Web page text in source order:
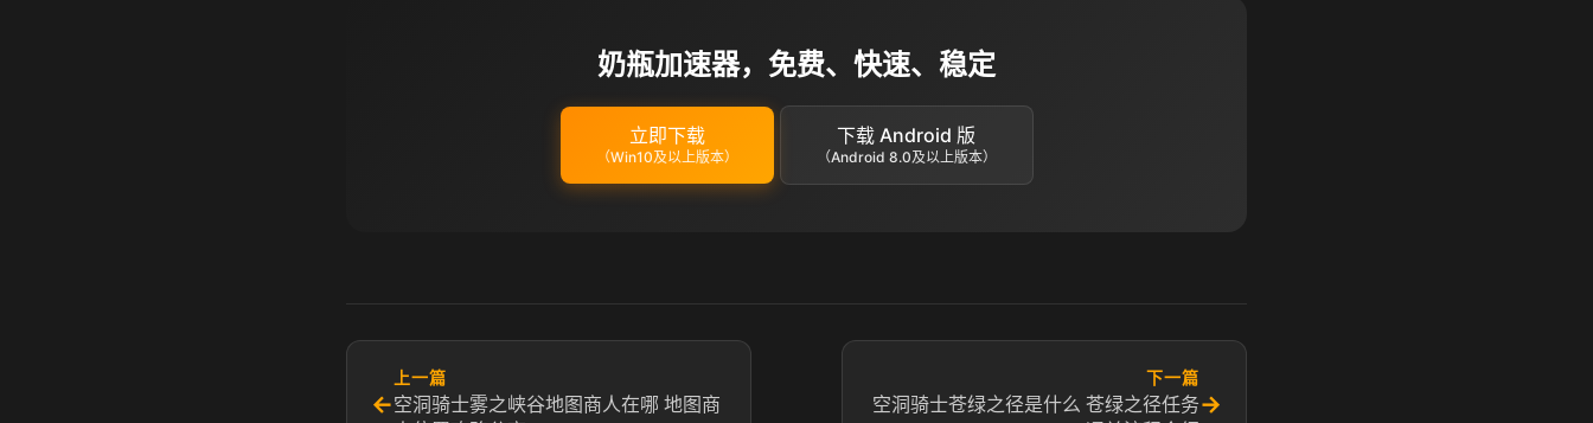
奶瓶加速器，免费、快速、稳定
立即下载
（Win10及以上版本）
下载 Android 版
（Android 8.0及以上版本）
←
上一篇
空洞骑士雾之峡谷地图商人在哪 地图商
下一篇
空洞骑士苍绿之径是什么 苍绿之径任务→